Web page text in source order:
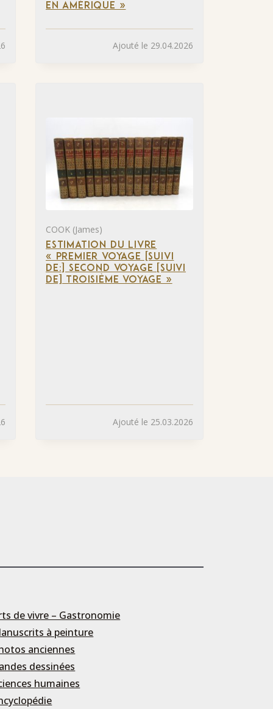
EN AMÉRIQUE »
Ajouté le 29.04.2026
COOK (James)
ESTIMATION DU LIVRE
« PREMIER VOYAGE [SUIVI
DE:] SECOND VOYAGE [SUIVI
DE] TROISIÈME VOYAGE »
Ajouté le 25.03.2026
de vivre – Gastronomie
à peinture
anciennes
dessinées
humaines